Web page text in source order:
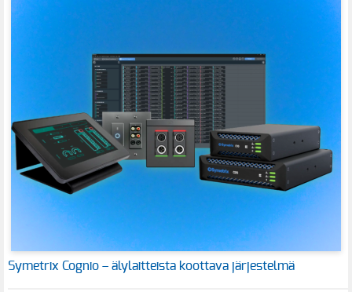
Symetrix Cognio – älylaitteista koottava järjestelmä